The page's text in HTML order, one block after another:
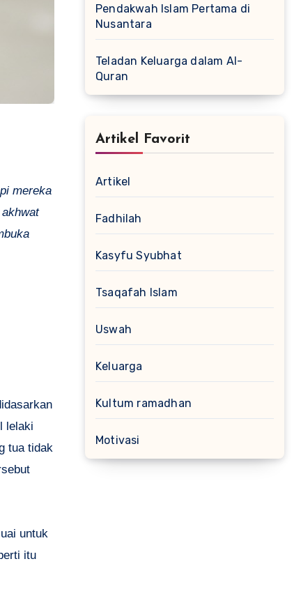
mereka
lelaki
tua tidak
untuk
itu
Pendakwah Islam Pertama di
Nusantara
Teladan Keluarga dalam Al-
Quran
Artikel Favorit
Artikel
Fadhilah
Kasyfu Syubhat
Tsaqafah Islam
Uswah
Keluarga
Kultum ramadhan
Motivasi